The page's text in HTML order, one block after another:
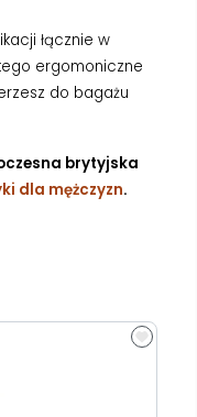
łącznie w
ergomoniczne
do bagażu
brytyjska
dla mężczyzn.